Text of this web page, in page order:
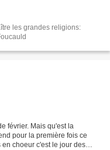
les grandes religions:
février. Mais qu'est la
pour la première fois ce
choeur c'est le jour des